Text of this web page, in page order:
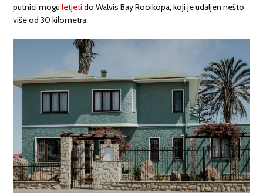
putnici moguletjeti do Walvis Bay Rooikopa, koji je udaljen nešto
više od 30 kilometra.